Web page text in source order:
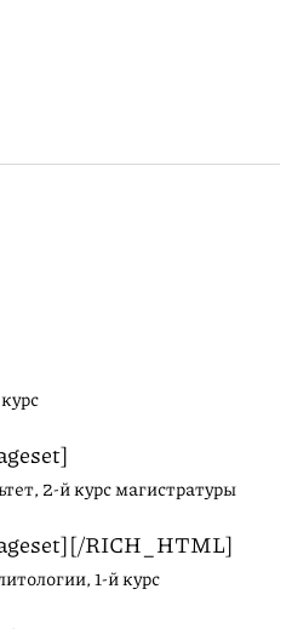
2-й курс магистратуры
RICH_HTML]
1-й курс